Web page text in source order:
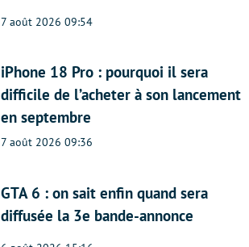
7 août 2026 09:54
iPhone 18 Pro : pourquoi il sera
difficile de l’acheter à son lancement
en septembre
7 août 2026 09:36
GTA 6 : on sait enfin quand sera
diffusée la 3e bande-annonce